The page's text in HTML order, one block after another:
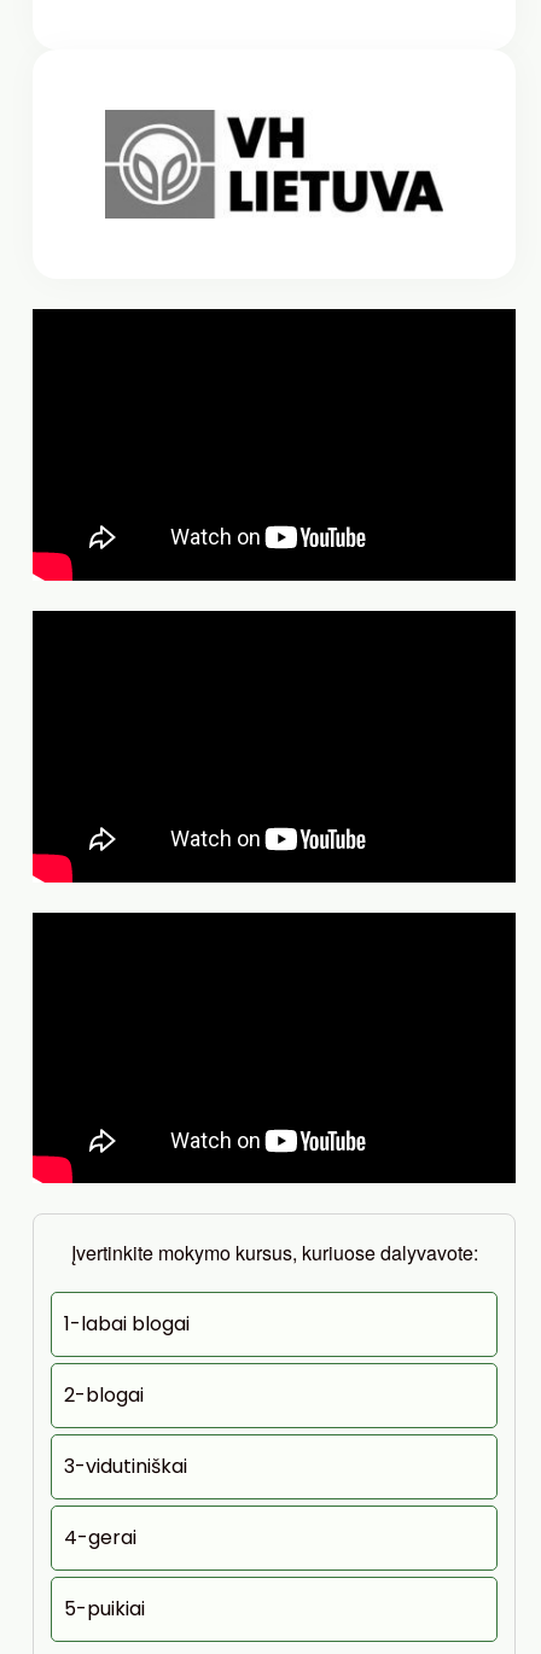
Įvertinkite mokymo kursus, kuriuose dalyvavote:
1-labai blogai
2-blogai
3-vidutiniškai
4-gerai
5-puikiai